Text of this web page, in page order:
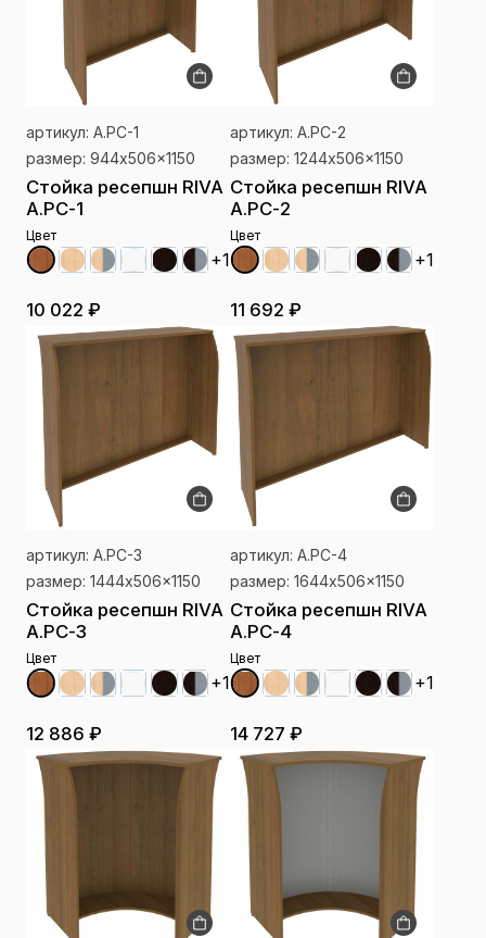
артикул: А.РС-1
размер: 944x506x1150
Стойка ресепшн RIVA
А.РС-1
Цвет
+1
10 022 ₽
артикул: А.РС-2
размер: 1244x506x1150
Стойка ресепшн RIVA
А.РС-2
Цвет
+1
11 692 ₽
артикул: А.РС-3
размер: 1444x506x1150
Стойка ресепшн RIVA
А.РС-3
Цвет
+1
12 886 ₽
артикул: А.РС-4
размер: 1644x506x1150
Стойка ресепшн RIVA
А.РС-4
Цвет
+1
14 727 ₽